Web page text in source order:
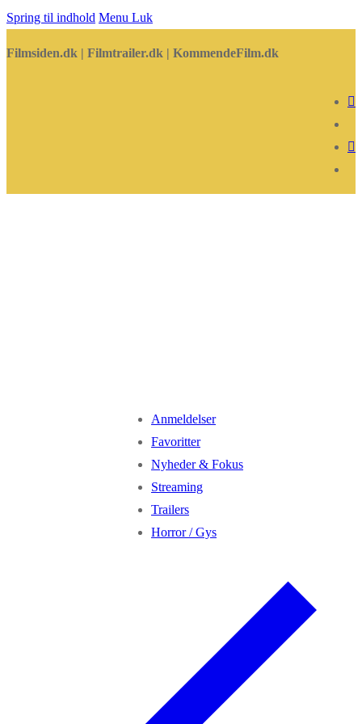
Spring til indhold Menu Luk
Filmsiden.dk | Filmtrailer.dk | KommendeFilm.dk
Anmeldelser
Favoritter
Nyheder & Fokus
Streaming
Trailers
Horror / Gys